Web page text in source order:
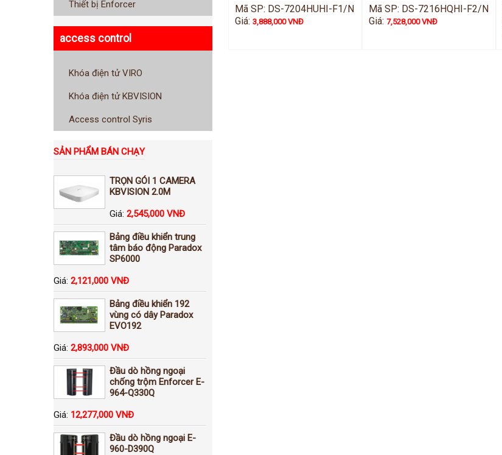
Thiết bị Enforcer
access control
Khóa điện tử VIRO
Khóa điện tử KBVISION
Access control Syris
SẢN PHẨM BÁN CHẠY
TRỌN GÓI 1 CAMERA
KBVISION 2.0M
Giá: 2,545,000 VNĐ
Bảng điều khiển trung
tâm báo động Paradox
SP6000
Giá: 2,121,000 VNĐ
Bảng điều khiển 192
vùng có dây Paradox
EVO192
Giá: 2,893,000 VNĐ
Đầu dò hồng ngoại
chống trộm Enforcer E-
964-Q330Q
Giá: 12,277,000 VNĐ
Đầu dò hồng ngoại E-
960-D390Q
Mã SP: DS-7204HUHI-F1/N
Giá: 3,888,000 VNĐ
Mã SP: DS-7216HQHI-F2/N
Giá:7,528,000 VNĐ